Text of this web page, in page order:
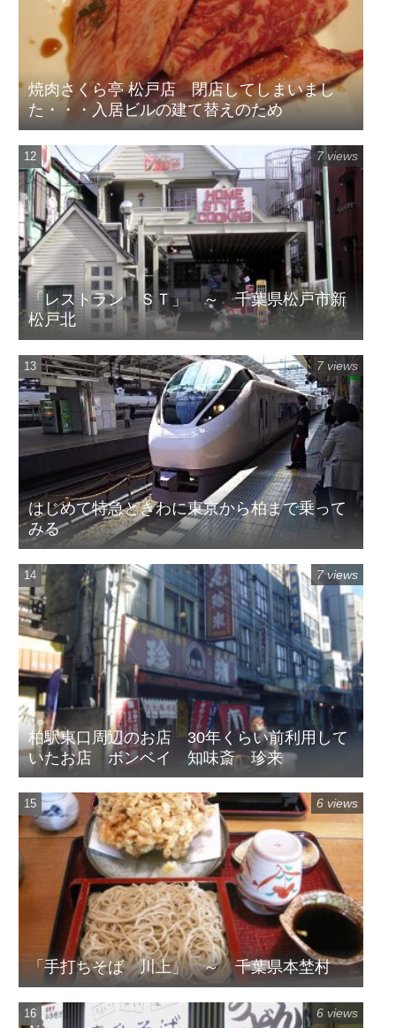
焼肉さくら亭 松戸店 閉店してしまいまし
た・・・入居ビルの建て替えのため
「レストラン ＳＴ」 ～ 千葉県松戸市新
松戸北
7 views
はじめて特急ときわに東京から柏まで乗って
みる
7 views
柏駅東口周辺のお店 30年くらい前利用して
いたお店 ボンベイ 知味斎 珍来
7 views
「手打ちそば 川上」 ～ 千葉県本埜村
6 views
6 views